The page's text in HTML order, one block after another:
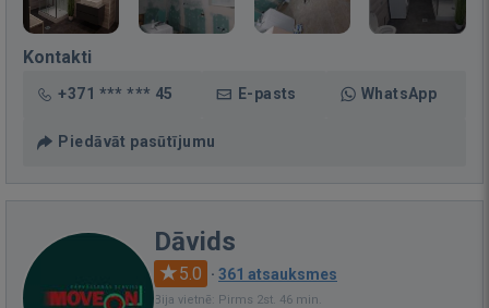
Kontakti
+371 *** *** 45 E-pasts WhatsApp
Piedāvāt pasūtījumu
Dāvids
5.0 · 361 atsauksmes
Bija vietnē: Pirms 2st. 46 min.